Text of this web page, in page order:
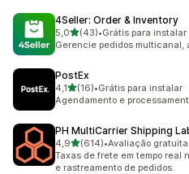
4Seller: Order & Inventory
5,0de 5 estrelas
(43)
43 avaliações ao todo
•Grátis para instalar
Gerencie pedidos multicanal,
PostEx
4,1de 5 estrelas
(16)
16 avaliações ao todo
•Grátis para instalar
Agendamento e
PH MultiCarrier Shipping
4,9de 5 estrelas
(614)
614 avaliações ao todo
•Avaliação gratuita
Taxas de frete em tempo real
e rastreamento de pedidos.